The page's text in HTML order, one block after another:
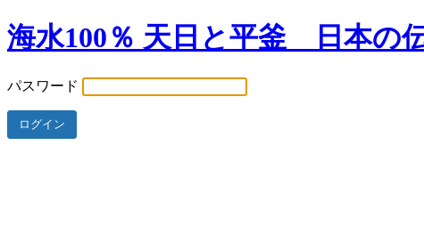
海水100％ 天日と平釜 日本の
パスワード